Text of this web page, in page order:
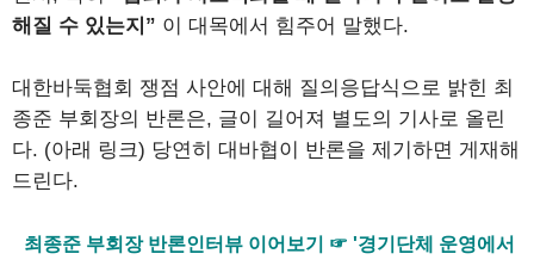
해질 수 있는지” 이 대목에서 힘주어 말했다.
대한바둑협회 쟁점 사안에 대해 질의응답식으로 밝힌 최
종준 부회장의 반론은, 글이 길어져 별도의 기사로 올린
다. (아래 링크) 당연히 대바협이 반론을 제기하면 게재해
드린다.
최종준 부회장 반론인터뷰 이어보기 ☞ '경기단체 운영에서